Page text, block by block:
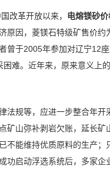
改革开放以来， 电熔镁砂价
因，菱镁石特级矿售价
于2005年参加对辽宁12
难。近年来，原来意义上
法规等，应进一步整合年
山弥补剥岩欠账，延长
不能维持优质原料的生产
启动浮选系统后，多家